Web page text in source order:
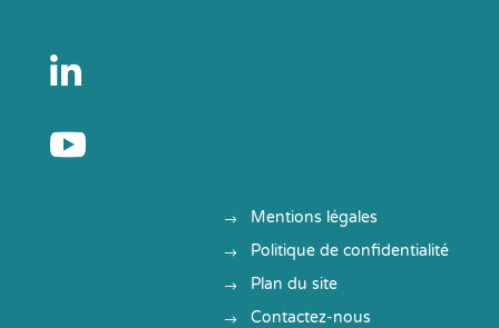


Mentions légales
Politique de confidentialité
Plan du site
Contactez-nous